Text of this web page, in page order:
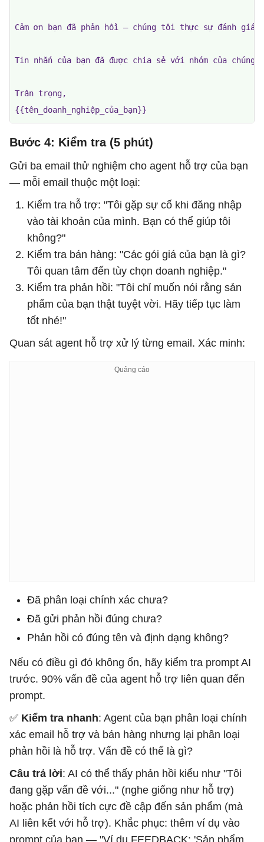
Cảm ơn bạn đã phản hồi — chúng tôi thực sự đánh giá
Tin nhắn của bạn đã được chia sẻ với nhóm của
Trân trọng,
{{tên_doanh_nghiệp_của_bạn}}
Bước 4: Kiểm tra (5 phút)
Gửi ba email thử nghiệm cho agent hỗ trợ của bạn
— mỗi email thuộc một loại:
Kiểm tra hỗ trợ: "Tôi gặp sự cố khi đăng nhập
vào tài khoản của mình. Bạn có thể giúp tôi
không?"
Kiểm tra bán hàng: "Các gói giá của bạn là gì?
Tôi quan tâm đến tùy chọn doanh nghiệp."
Kiểm tra phản hồi: "Tôi chỉ muốn nói rằng sản
phẩm của bạn thật tuyệt vời. Hãy tiếp tục làm
tốt nhé!"
Quan sát agent hỗ trợ xử lý từng email. Xác minh:
Đã phân loại chính xác chưa?
Đã gửi phản hồi đúng chưa?
Phản hồi có đúng tên và định dạng không?
Nếu có điều gì đó không ổn, hãy kiểm tra prompt AI
trước. 90% vấn đề của agent hỗ trợ liên quan đến
prompt.
✅ Kiểm tra nhanh: Agent của bạn phân loại chính
xác email hỗ trợ và bán hàng nhưng lại phân loại
phản hồi là hỗ trợ. Vấn đề có thể là gì?
Câu trả lời: AI có thể thấy phản hồi kiểu như "Tôi
đang gặp vấn đề với..." (nghe giống như hỗ trợ)
hoặc phản hồi tích cực đề cập đến sản phẩm (mà
AI liên kết với hỗ trợ). Khắc phục: thêm ví dụ vào
prompt của bạn — "Ví dụ FEEDBACK: 'Sản phẩm